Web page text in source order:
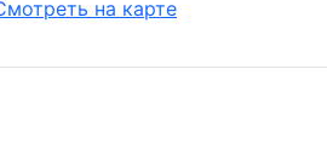
на карте